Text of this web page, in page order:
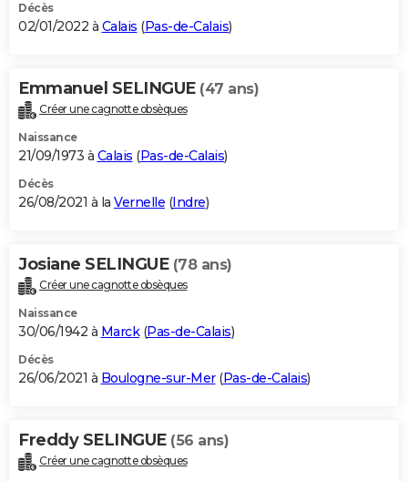
Décès
02/01/2022 à Calais (Pas-de-Calais)
Emmanuel SELINGUE (47 ans)
Créer une cagnotte obsèques
Naissance
21/09/1973 à Calais (Pas-de-Calais)
Décès
26/08/2021 à la Vernelle (Indre)
Josiane SELINGUE (78 ans)
Créer une cagnotte obsèques
Naissance
30/06/1942 à Marck(Pas-de-Calais)
Décès
26/06/2021 à Boulogne-sur-Mer(Pas-de-Calais)
Freddy SELINGUE (56 ans)
Créer une cagnotte obsèques